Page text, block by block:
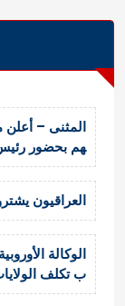
المثنى – أعلن
هم بحضور
العراقيون يشترون 539 عقاراً في تركيا
الوكالة
ب تكلف الولايات